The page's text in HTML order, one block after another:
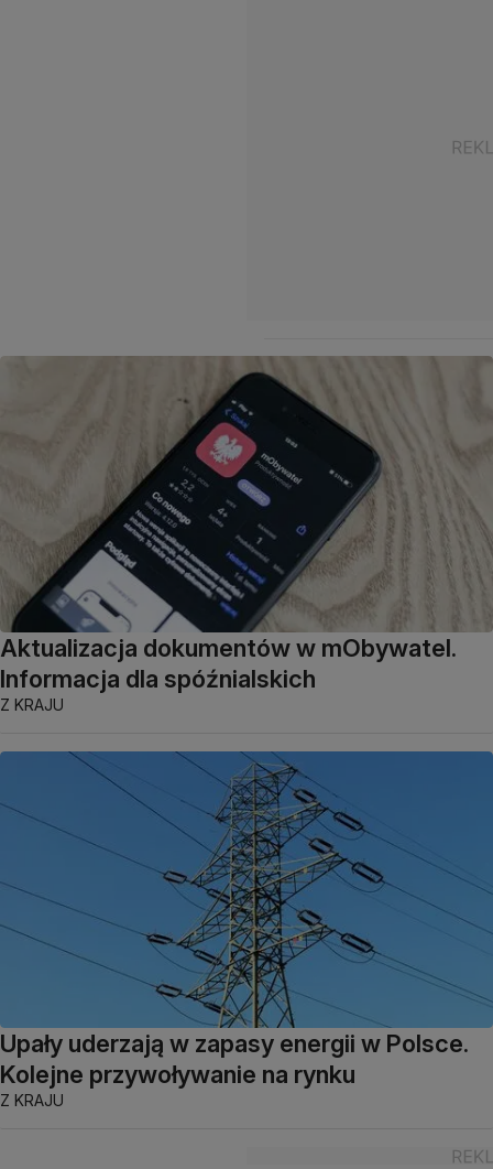
Aktualizacja dokumentów w mObywatel.
Informacja dla spóźnialskich
Z KRAJU
Upały uderzają w zapasy energii w Polsce.
Kolejne przywoływanie na rynku
Z KRAJU